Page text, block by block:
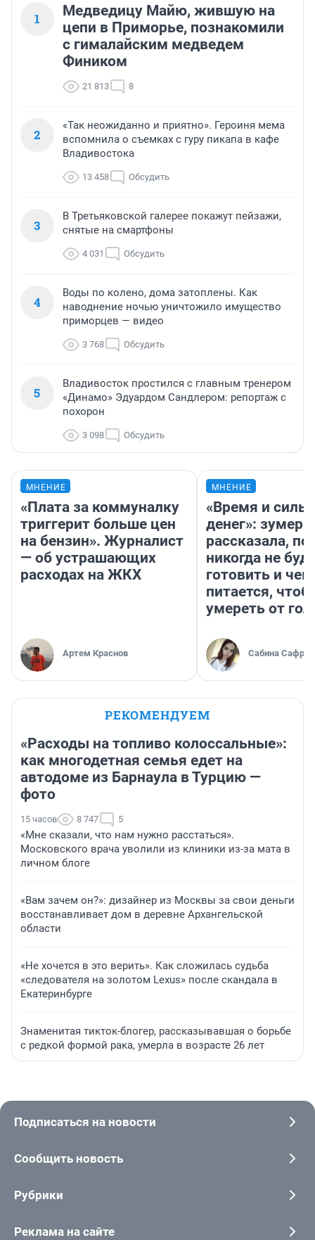
1
Медведицу Майю, жившую на
цепи в Приморье, познакомили
с гималайским медведем
Фиником
21 813 8
2
«Так неожиданно и приятно». Героиня мема
вспомнила о съемках с гуру пикапа в кафе
Владивостока
13 458 Обсудить
3
В Третьяковской галерее покажут пейзажи,
снятые на смартфоны
4 031 Обсудить
4
Воды по колено, дома затоплены. Как
наводнение ночью уничтожило имущество
приморцев — видео
3 768 Обсудить
5
Владивосток простился с главным тренером
«Динамо» Эдуардом Сандлером: репортаж с
похорон
3 098 Обсудить
МНЕНИЕ
«Плата за коммуналку
триггерит больше цен
на бензин». Журналист
— об устрашающих
расходах на ЖКХ
Артем Краснов
МНЕНИЕ
«Время и
денег»:
рассказала,
никогда не
готовить и чем
питается,
умереть от
Сабина
РЕКОМЕНДУЕМ
«Расходы на топливо колоссальные»:
как многодетная семья едет на
автодоме из Барнаула в Турцию —
фото
15 часов 8 747 5
«Мне сказали, что нам нужно расстаться».
Московского врача уволили из клиники из-за мата в
личном блоге
«Вам зачем он?»: дизайнер из Москвы за свои деньги
восстанавливает дом в деревне Архангельской
области
«Не хочется в это верить». Как сложилась судьба
«следователя на золотом Lexus» после скандала в
Екатеринбурге
Знаменитая тикток-блогер, рассказывавшая о борьбе
с редкой формой рака, умерла в возрасте 26 лет
Подписаться на новости
Сообщить новость
Рубрики
Реклама на сайте